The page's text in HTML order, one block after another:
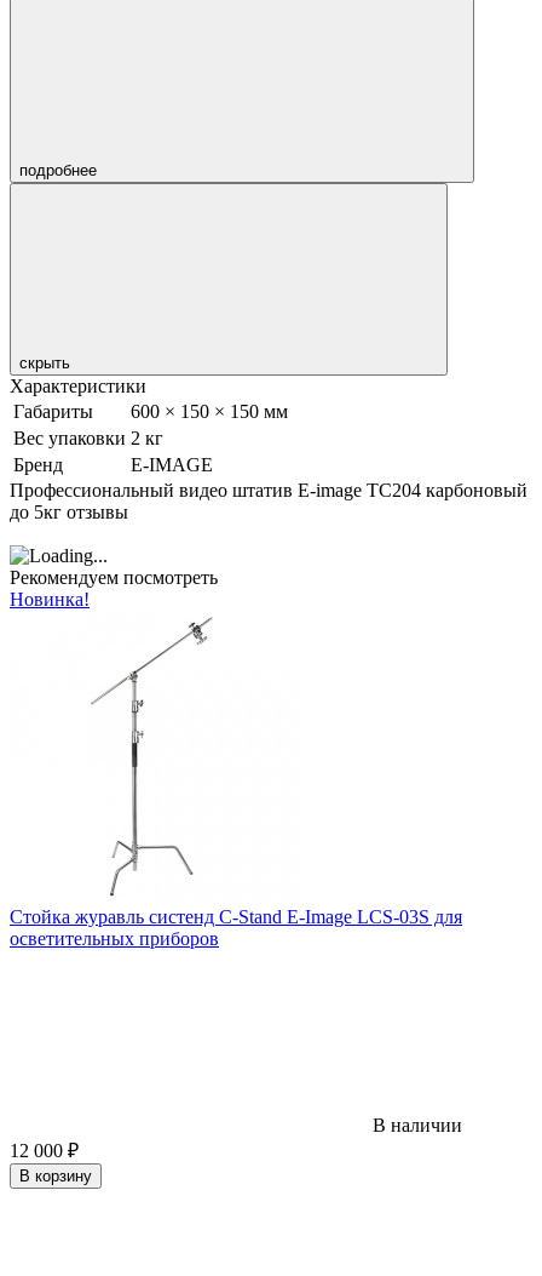
подробнее
скрыть
Характеристики
Габариты
600 × 150 × 150 мм
Вес упаковки 2 кг
Бренд
E-IMAGE
Профессиональный видео штатив E-image TC204 карбоновый
до 5кг отзывы
Рекомендуем посмотреть
Новинка!
Стойка журавль систенд C-Stand E-Image LCS-03S для
осветительных приборов
В наличии
12 000 ₽
В корзину